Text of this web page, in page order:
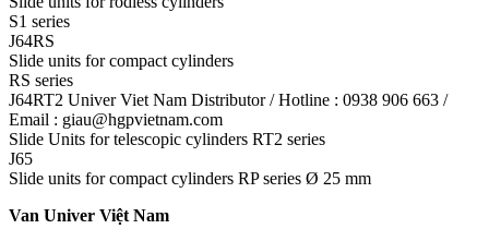
S1 series
J64RS
Slide units for compact cylinders
RS series
J64RT2 Univer Viet Nam Distributor / Hotline : 0938 906 663 /
Email : giau@hgpvietnam.com
Slide Units for telescopic cylinders RT2 series
J65
Slide units for compact cylinders RP series Ø 25 mm
Van Univer Việt Nam